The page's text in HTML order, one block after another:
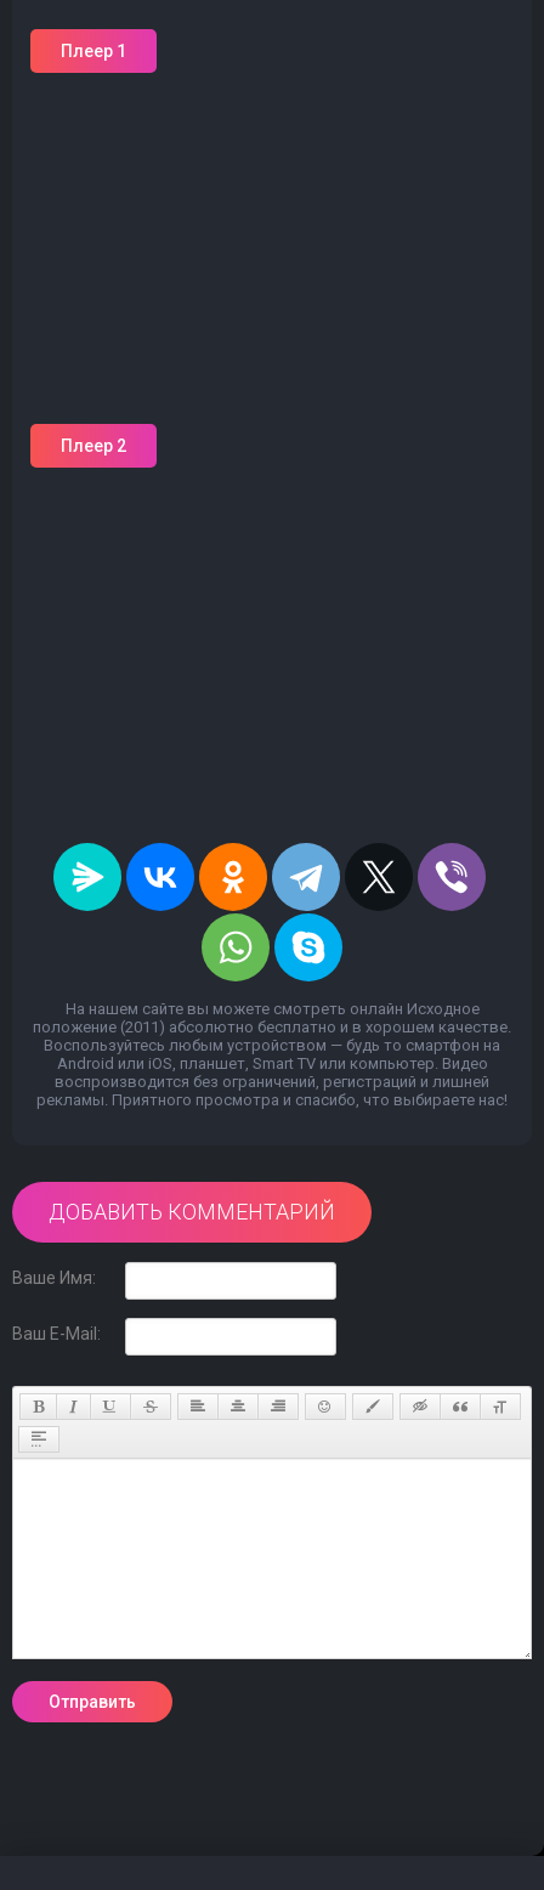
Плеер 1
Плеер 2
На нашем сайте вы можете смотреть онлайн Исходное
положение (2011) абсолютно бесплатно и в хорошем качестве.
Воспользуйтесь любым устройством — будь то смартфон на
Android или iOS, планшет, Smart TV или компьютер. Видео
воспроизводится без ограничений, регистраций и лишней
рекламы. Приятного просмотра и спасибо, что выбираете нас!
ДОБАВИТЬ КОММЕНТАРИЙ
Ваше Имя:
Ваш E-Mail: